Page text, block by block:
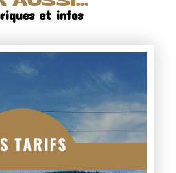
et infos